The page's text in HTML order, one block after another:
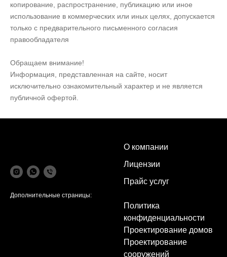
копирование, распространение, публикацию или иное
использование в коммерческих или иных целях, допускается
только с предварительного письменного согласия
правообладателя
Обращаем внимание!
Информация, представленная на сайте, носит
исключительно ознакомительный характер и не является
публичной офертой.
Дополнительные страницы:
О компании
Лицензии
Прайс услуг
Политика
конфиденциальности
Проектирование домов
Проектирование
сооружений